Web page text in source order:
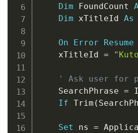
Dim FoundCount
Dim xTitleId As
On Error Resume
    xTitleId
=
' Ask user for
    SearchPhrase
=
If Trim (
Set ns =